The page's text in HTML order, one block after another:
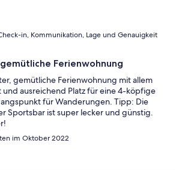
in, Kommunikation, Lage und Genauigkeit
Ferienwohnung
gemütliche Ferienwohnung mit allem
und ausreichend Platz für eine 4-köpfige
für Wanderungen. Tipp: Die
Sportsbar ist super lecker und günstig.
im Oktober 2022